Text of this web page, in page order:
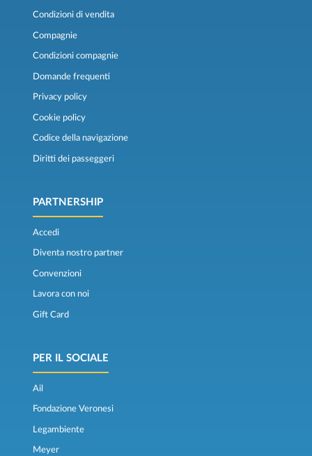
Condizioni di vendita
Compagnie
Condizioni compagnie
Domande frequenti
Privacy policy
Cookie policy
Codice della navigazione
Diritti dei passeggeri
PARTNERSHIP
Accedi
Diventa nostro partner
Convenzioni
Lavora con noi
Gift Card
PER IL SOCIALE
Ail
Fondazione Veronesi
Legambiente
Meyer